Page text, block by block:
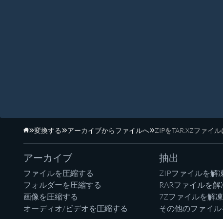
ホーム
変換する アーカイブからファイルへ ZIPをTAR.XZファイ
アーカイブ
ファイルを圧縮する
フォルダーを圧縮する
画像を圧縮する
オーディオ/ビデオを圧縮する
抽出
ZIPファイルを解
RARファイルを解
7Zファイルを解
その他のファイ